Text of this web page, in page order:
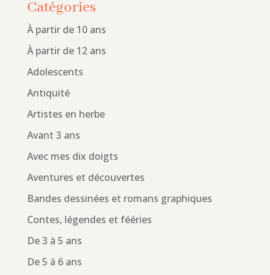
Catégories
À partir de 10 ans
À partir de 12 ans
Adolescents
Antiquité
Artistes en herbe
Avant 3 ans
Avec mes dix doigts
Aventures et découvertes
Bandes dessinées et romans graphiques
Contes, légendes et fééries
De 3 à 5 ans
De 5 à 6 ans